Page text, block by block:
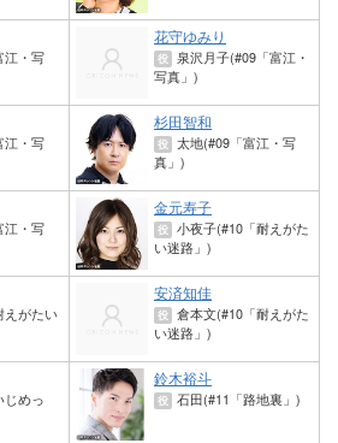
江・写
花守ゆみり
役 泉沢月子(#09「富江・
写真」)
江・写
杉田智和
役 太地(#09「富江・写
真」)
江・写
金元寿子
役 小夜子(#10「耐えがた
い迷路」)
えがたい
安済知佳
役 倉本文(#10「耐えがた
い迷路」)
じめっ
鈴木裕斗
役 石田(#11「路地裏」)